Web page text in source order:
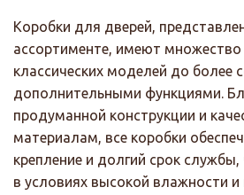
Коробки для дверей,
ассортименте, имеют
классических моделей до более
дополнительными функциями.
продуманной конструкции и
материалам, все коробки
крепление и долгий срок
в условиях высокой влажности и